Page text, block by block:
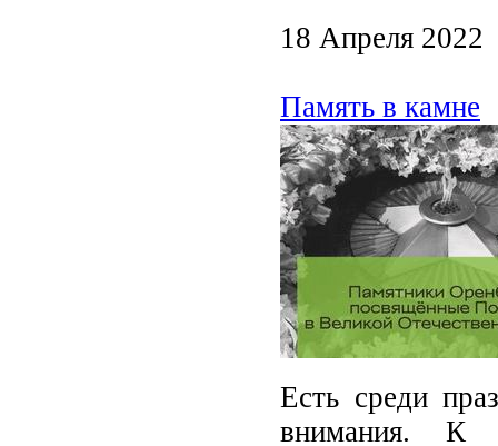
18 Апреля 2022
Память в камне
Есть среди
внимания. К